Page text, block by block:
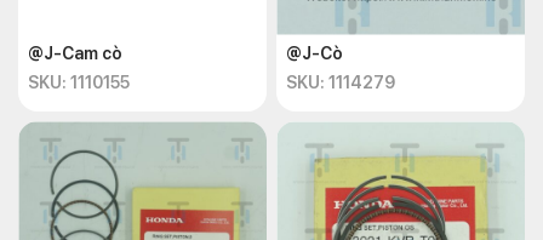
@J-Cam cò
SKU: 1110155
@J-Cò
SKU: 1114279